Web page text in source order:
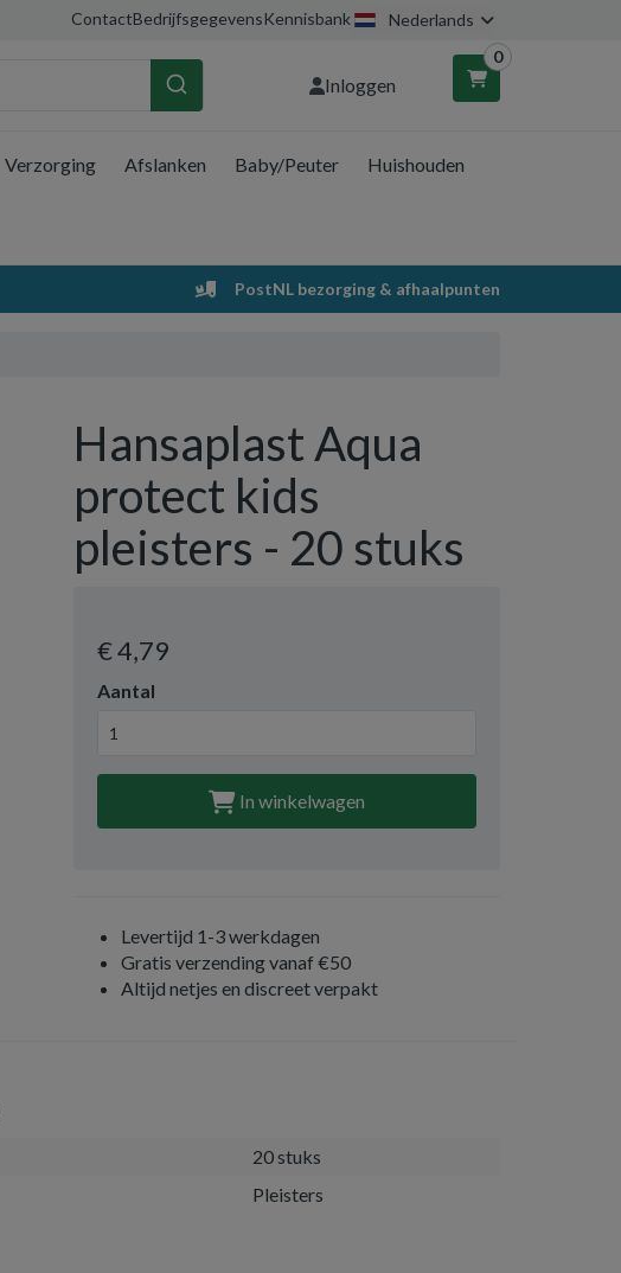
ContactBedrijfsgegevensKennisbank Nederlands
Inloggen
0
Winkelwagen
Uw winkelwagen is leeg.
Vul hem met producten.
Verzorging Afslanken Baby/Peuter Huishouden
PostNL bezorging & afhaalpunten
Hansaplast Aqua
protect kids
pleisters - 20 stuks
€ 4,79
Aantal
In winkelwagen
Levertijd 1-3 werkdagen
Gratis verzending vanaf €50
Altijd netjes en discreet verpakt
20 stuks
Pleisters